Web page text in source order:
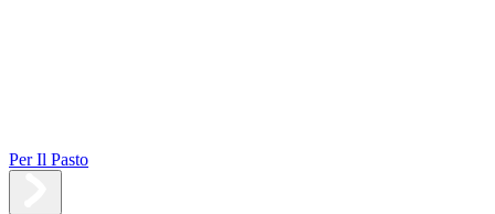
Per Il Pasto